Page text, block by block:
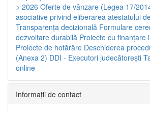
> 2026 Oferte de vânzare (Legea 17/
asociative privind eliberarea atestatului
Transparenţa decizională Formulare
dezvoltare durabilă Proiecte cu finanţare
Proiecte de hotărâre Deschiderea
(Anexa 2) DDI - Executori judecătorești
online
Informaţii de contact